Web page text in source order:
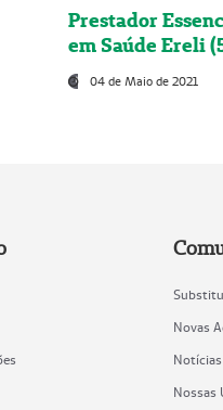
Prestador
em Saúde Ereli
04 de Maio de 2021
Novas
Notícias
Nossas